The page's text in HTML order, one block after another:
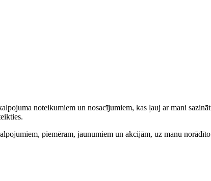
noteikumiem un nosacījumiem, kas ļauj ar mani
piemēram, jaunumiem un akcijām, uz manu